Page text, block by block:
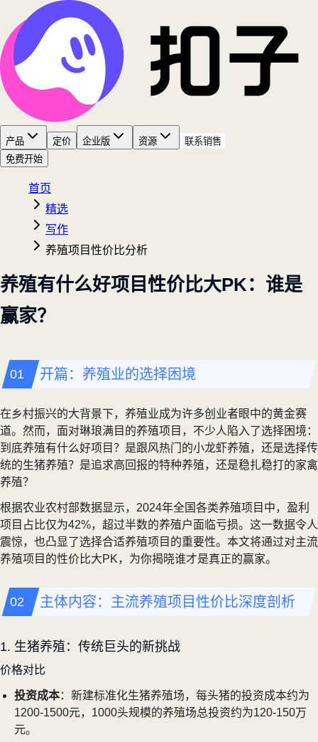
产品 定价 企业版 资源
联系销售
免费开始
首页
精选
写作
养殖项目性价比分析
养殖有什么好项目性价比大PK：谁是
赢家？
开篇：养殖业的选择困境
在乡村振兴的大背景下，养殖业成为许多创业者眼中的黄金赛
道。然而，面对琳琅满目的养殖项目，不少人陷入了选择困境：
到底养殖有什么好项目？是跟风热门的小龙虾养殖，还是选择传
统的生猪养殖？是追求高回报的特种养殖，还是稳扎稳打的家禽
养殖？
根据农业农村部数据显示，2024年全国各类养殖项目中，盈利
项目占比仅为42%，超过半数的养殖户面临亏损。这一数据令人
震惊，也凸显了选择合适养殖项目的重要性。本文将通过对主流
养殖项目的性价比大PK，为你揭晓谁才是真正的赢家。
主体内容：主流养殖项目性价比深度剖析
1. 生猪养殖：传统巨头的新挑战
价格对比
投资成本：新建标准化生猪养殖场，每头猪的投资成本约为
1200-1500元，1000头规模的养殖场总投资约为120-150万
元。